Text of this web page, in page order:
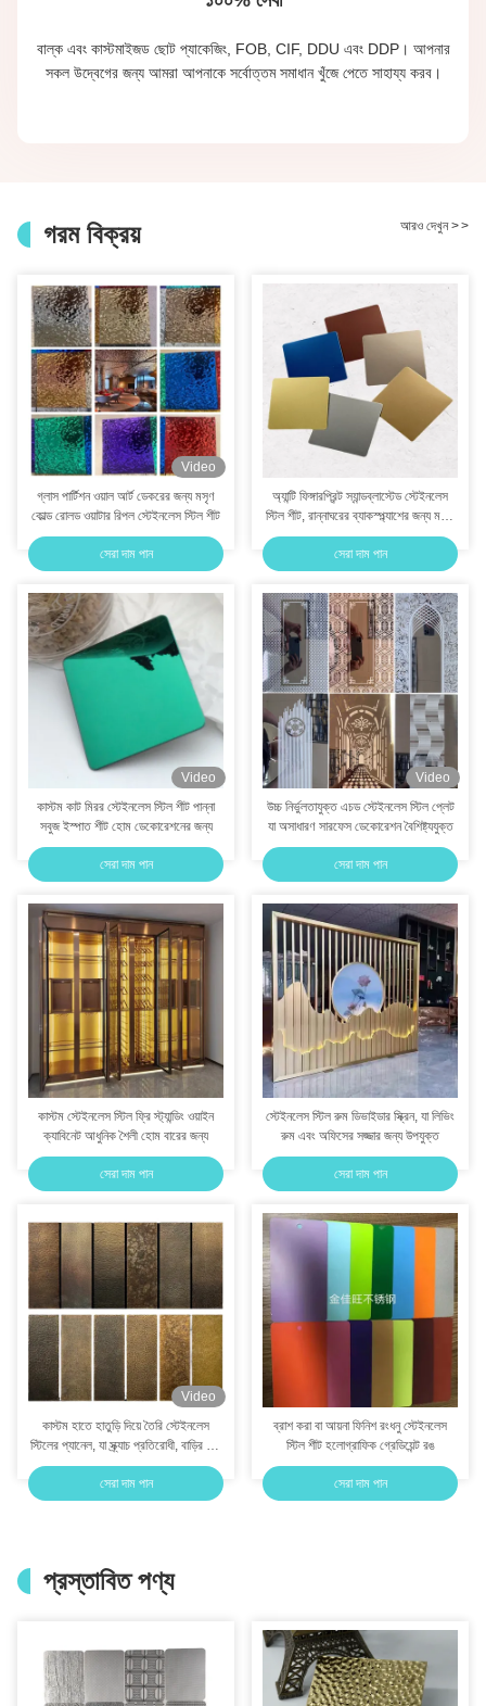
বাল্ক এবং কাস্টমাইজড ছোট প্যাকেজিং, FOB, CIF, DDU এবং DDP। আপনার
সকল উদ্বেগের জন্য আমরা আপনাকে সর্বোত্তম সমাধান খুঁজে পেতে সাহায্য করব।
গরম বিক্রয় আরও দেখুন>>
Video
গ্লাস পার্টিশন ওয়াল আর্ট ডেকরের জন্য মসৃণ
কোল্ড রোলড ওয়াটার রিপল স্টেইনলেস স্টিল শীট
সেরা দাম পান
অ্যান্টি ফিঙ্গারপ্রিন্ট স্যান্ডব্লাস্টেড স্টেইনলেস
স্টিল শীট, রান্নাঘরের ব্যাকস্প্ল্যাশের জন্য মরিচা
প্রতিরোধী
সেরা দাম পান
Video
কাস্টম কাট মিরর স্টেইনলেস স্টিল শীট পান্না
সবুজ ইস্পাত শীট হোম ডেকোরেশনের জন্য
সেরা দাম পান
Video
উচ্চ নির্ভুলতাযুক্ত এচড স্টেইনলেস স্টিল প্লেট
যা অসাধারণ সারফেস ডেকোরেশন বৈশিষ্ট্যযুক্ত
সেরা দাম পান
কাস্টম স্টেইনলেস স্টিল ফ্রি স্ট্যান্ডিং ওয়াইন
ক্যাবিনেট আধুনিক শৈলী হোম বারের জন্য
সেরা দাম পান
স্টেইনলেস স্টিল রুম ডিভাইডার স্ক্রিন, যা লিভিং
রুম এবং অফিসের সজ্জার জন্য উপযুক্ত
সেরা দাম পান
Video
কাস্টম হাতে হাতুড়ি দিয়ে তৈরি স্টেইনলেস
স্টিলের প্যানেল, যা স্ক্র্যাচ প্রতিরোধী, বাড়ির শিল্প
সজ্জার জন্য
সেরা দাম পান
ব্রাশ করা বা আয়না ফিনিশ রংধনু স্টেইনলেস
স্টিল শীট হলোগ্রাফিক গ্রেডিয়েন্ট রঙ
সেরা দাম পান
প্রস্তাবিত পণ্য